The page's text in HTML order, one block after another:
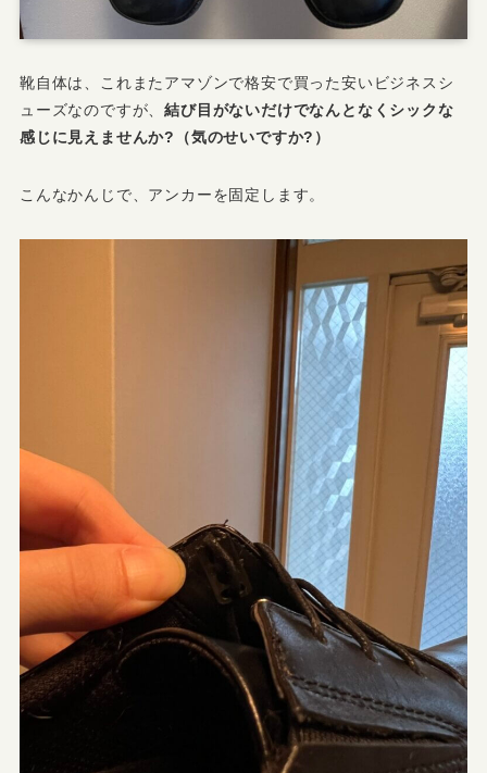
靴自体は、これまたアマゾンで格安で買った安いビジネスシ
ューズなのですが、結び目がないだけでなんとなくシックな
感じに見えませんか?（気のせいですか?）
こんなかんじで、アンカーを固定します。